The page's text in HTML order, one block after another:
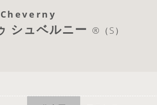
シュベルニー ®（S）